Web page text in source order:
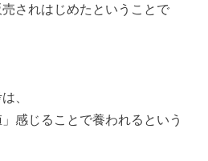
されはじめたということで
、
感じることで養われるという